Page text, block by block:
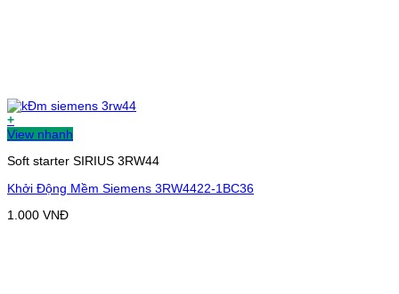
+
View nhanh
Soft starter SIRIUS 3RW44
Khởi Động Mềm Siemens 3RW4422-1BC36
1.000 VNĐ